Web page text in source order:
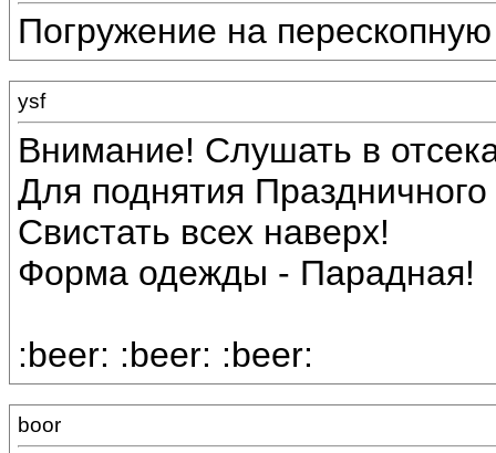
Погружение на
ysf
Внимание! Слушать в
Для поднятия
Свистать всех наверх!
Форма одежды - Парадная!
:beer: :beer: :beer:
boor